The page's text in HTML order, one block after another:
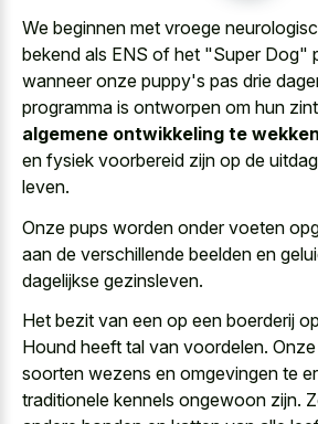
We beginnen met vroege
bekend als ENS of het "Super Dog"
wanneer onze puppy's pas drie
programma is ontworpen om hun
algemene ontwikkeling te
en fysiek voorbereid zijn op de
leven.
Onze pups worden onder voeten
aan de verschillende beelden en
dagelijkse gezinsleven.
Het bezit van een op een boerderij
Hound heeft tal van voordelen.
soorten wezens en omgevingen te
traditionele kennels ongewoon zijn.